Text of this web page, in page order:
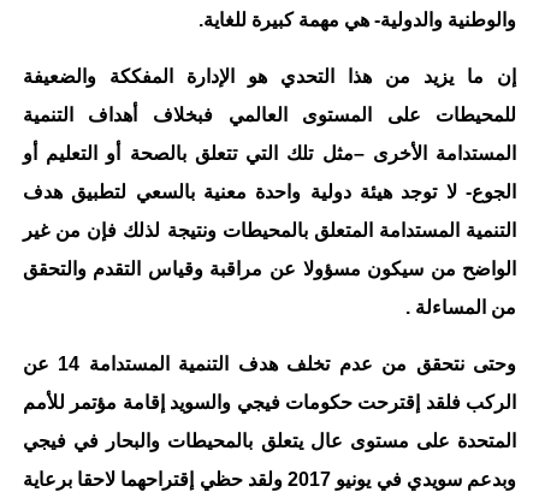
والوطنية والدولية- هي مهمة كبيرة للغاية.
إن ما يزيد من هذا التحدي هو الإدارة المفككة والضعيفة
للمحيطات على المستوى العالمي فبخلاف أهداف التنمية
المستدامة الأخرى–مثل تلك التي تتعلق بالصحة أو التعليم أو
الجوع- لا توجد هيئة دولية واحدة معنية بالسعي لتطبيق هدف
التنمية المستدامة المتعلق بالمحيطات ونتيجة لذلك فإن من غير
الواضح من سيكون مسؤولا عن مراقبة وقياس التقدم والتحقق
من المساءلة .
وحتى نتحقق من عدم تخلف هدف التنمية المستدامة 14 عن
الركب فلقد إقترحت حكومات فيجي والسويد إقامة مؤتمر للأمم
المتحدة على مستوى عال يتعلق بالمحيطات والبحار في فيجي
وبدعم سويدي في يونيو 2017 ولقد حظي إقتراحهما لاحقا برعاية